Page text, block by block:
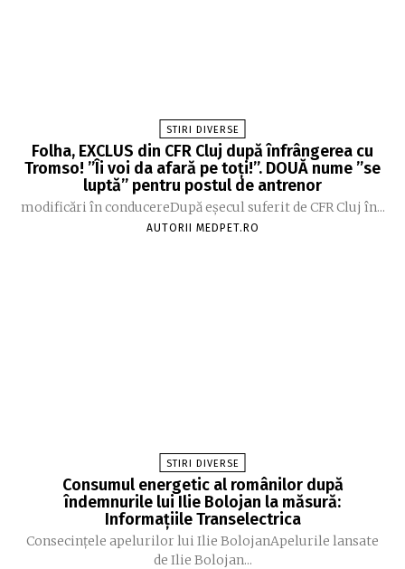
STIRI DIVERSE
Folha, EXCLUS din CFR Cluj după înfrângerea cu
Tromso! ”Îi voi da afară pe toți!”. DOUĂ nume ”se
luptă” pentru postul de antrenor
modificări în conducereDupă eșecul suferit de CFR Cluj în...
AUTORII MEDPET.RO
STIRI DIVERSE
Consumul energetic al românilor după
îndemnurile lui Ilie Bolojan la măsură:
Informațiile Transelectrica
Consecințele apelurilor lui Ilie BolojanApelurile lansate
de Ilie Bolojan...